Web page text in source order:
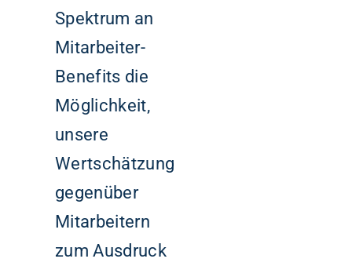
Spektrum an
Mitarbeiter-
Benefits die
Möglichkeit,
unsere
Wertschätzung
gegenüber
Mitarbeitern
zum Ausdruck